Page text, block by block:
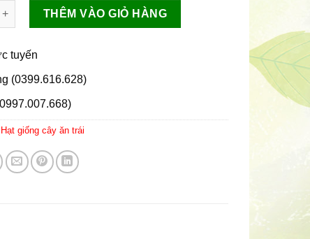
bầu lai số lượng
THÊM VÀO GIỎ HÀNG
tuyến
(0399.616.628)
Hạt giống cây ăn trái